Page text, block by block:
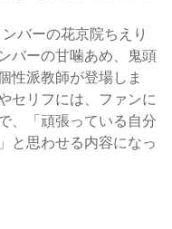
バーの花京院ちえり
バーの甘噛あめ、鬼頭
性派教師が登場しま
セリフには、ファンに
、「頑張っている自分
と思わせる内容になっ